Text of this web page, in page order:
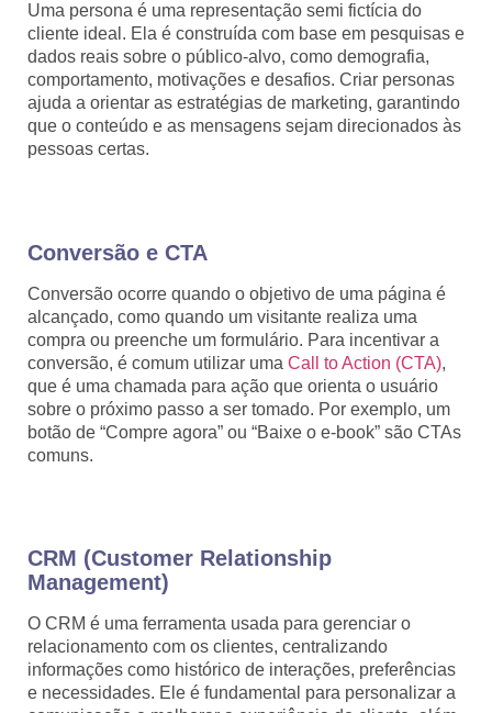
Uma persona é uma representação semi fictícia do
cliente ideal. Ela é construída com base em pesquisas e
dados reais sobre o público-alvo, como demografia,
comportamento, motivações e desafios. Criar personas
ajuda a orientar as estratégias de marketing, garantindo
que o conteúdo e as mensagens sejam direcionados às
pessoas certas.
Conversão e CTA
Conversão ocorre quando o objetivo de uma página é
alcançado, como quando um visitante realiza uma
compra ou preenche um formulário. Para incentivar a
conversão, é comum utilizar uma Call to Action (CTA),
que é uma chamada para ação que orienta o usuário
sobre o próximo passo a ser tomado. Por exemplo, um
botão de “Compre agora” ou “Baixe o e-book” são CTAs
comuns.
CRM (Customer Relationship
Management)
O CRM é uma ferramenta usada para gerenciar o
relacionamento com os clientes, centralizando
informações como histórico de interações, preferências
e necessidades. Ele é fundamental para personalizar a